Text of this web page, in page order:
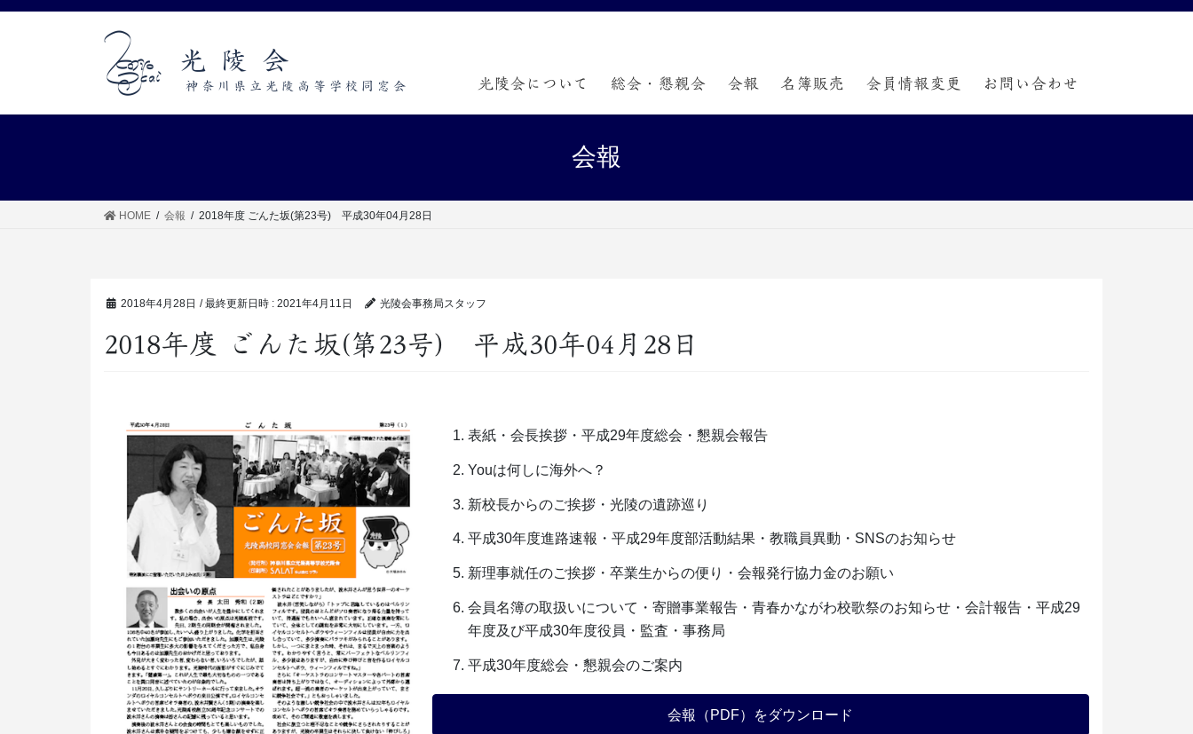
コ
へ
プ
ナ
ョ
動
光陵会について 総会・懇親会 会報 名簿販売 会員情報変更 お問い合わせ
会報
HOME 会報 2018年度 ごんた坂(第23号) 平成30年04月28日
2018年4月28日 / 最終更新日時 : 2021年4月11日 光陵会事務局スタッフ
2018年度 ごんた坂(第23号) 平成30年04月28日
表紙・会長挨拶・平成29年度総会・懇親会報告
Youは何しに海外へ？
新校長からのご挨拶・光陵の遺跡巡り
平成30年度進路速報・平成29年度部活動結果・教職員異動・SNSのお知らせ
新理事就任のご挨拶・卒業生からの便り・会報発行協力金のお願い
会員名簿の取扱いについて・寄贈事業報告・青春かながわ校歌祭のお知らせ・会計報告・平成29
年度及び平成30年度役員・監査・事務局
平成30年度総会・懇親会のご案内
会報（PDF）をダウンロード